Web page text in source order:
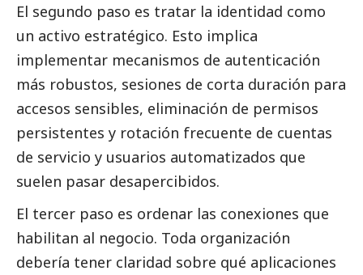
El segundo paso es tratar la identidad como
un activo estratégico. Esto implica
implementar mecanismos de autenticación
más robustos, sesiones de corta duración para
accesos sensibles, eliminación de permisos
persistentes y rotación frecuente de cuentas
de servicio y usuarios automatizados que
suelen pasar desapercibidos.
El tercer paso es ordenar las conexiones que
habilitan al negocio. Toda organización
debería tener claridad sobre qué aplicaciones